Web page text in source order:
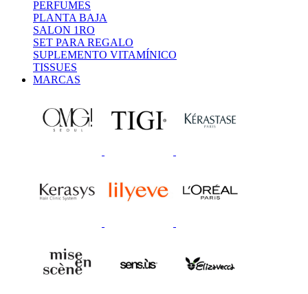
PERFUMES
PLANTA BAJA
SALON 1RO
SET PARA REGALO
SUPLEMENTO VITAMÍNICO
TISSUES
MARCAS